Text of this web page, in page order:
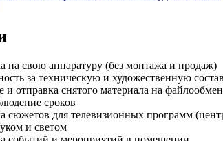
на свою аппаратуру (без монтажа и продаж)
за техническую и художественную
отправка снятого материала на
сроков
сюжетов для телевизионных программ
и светом